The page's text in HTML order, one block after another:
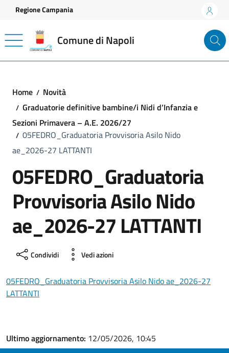
Vai ai contenuti
Vai al footer
Regione Campania
Comune di Napoli
Home
Novità
Graduatorie definitive bambine/i Nidi d’Infanzia e
Sezioni Primavera – A.E. 2026/27
05FEDRO_Graduatoria Provvisoria Asilo Nido
ae_2026-27 LATTANTI
05FEDRO_Graduatoria
Provvisoria Asilo Nido
ae_2026-27 LATTANTI
Condividi Vedi azioni
05FEDRO_Graduatoria Provvisoria Asilo Nido ae_2026-27
LATTANTI
Ultimo aggiornamento: 12/05/2026, 10:45